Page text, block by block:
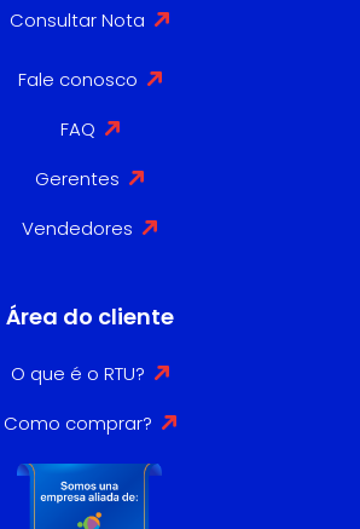
Consultar Nota
Fale conosco
FAQ
Gerentes
Vendedores
Área do cliente
O que é o RTU?
Como comprar?